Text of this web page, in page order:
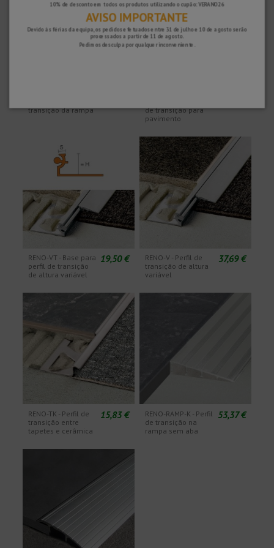
transição da rampa
de transição para
pavimento
RENO-VT - Base para
perfil de transição
de altura variável
19,50 €
RENO-V - Perfil de
transição de altura
variável
37,69 €
RENO-TK - Perfil de
transição entre
tapetes e cerâmica
15,83 €
RENO-RAMP-K - Perfil
de transição na
rampa sem aba
53,37 €
10% de desconto em todos os produtos utilizando o cupão: VERANO26
AVISO IMPORTANTE
Devido às férias da equipa, os pedidos efetuados entre 31 de julho e 10 de agosto serão
processados ​​a partir de 11 de agosto.
Pedimos desculpa por qualquer inconveniente.